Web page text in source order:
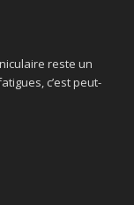
reste un
c’est peut-